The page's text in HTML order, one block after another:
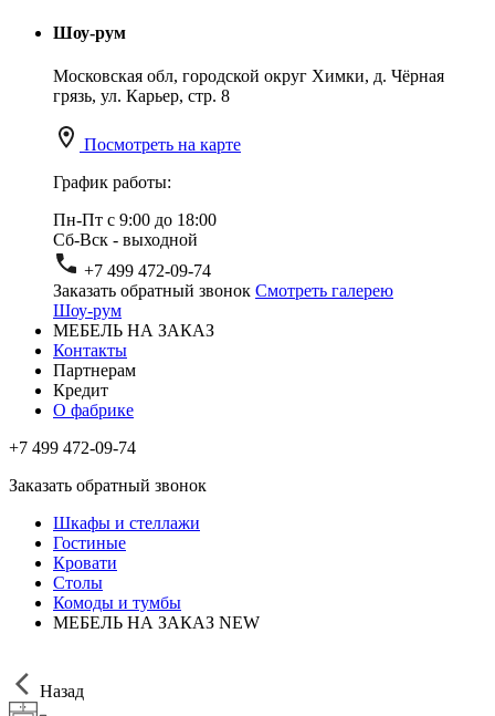
Шоу-рум
Московская обл, городской округ Химки, д. Чёрная
грязь, ул. Карьер, стр. 8
Посмотреть на карте
График работы:
Пн-Пт с 9:00 до 18:00
Сб-Вск - выходной
+7 499 472-09-74
Заказать обратный звонок Смотреть галерею
Шоу-рум
МЕБЕЛЬ НА ЗАКАЗ
Контакты
Партнерам
Кредит
О фабрике
+7 499 472-09-74
Заказать обратный звонок
Шкафы и стеллажи
Гостиные
Кровати
Столы
Комоды и тумбы
МЕБЕЛЬ НА ЗАКАЗ NEW
Назад